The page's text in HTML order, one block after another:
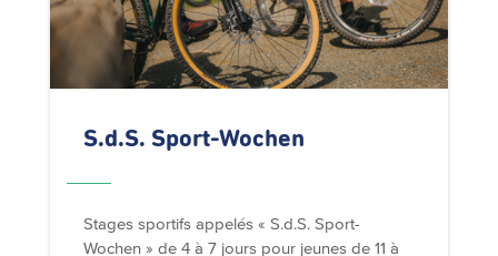
S.d.S. Sport-Wochen
Stages sportifs appelés « S.d.S. Sport-
Wochen » de 4 à 7 jours pour jeunes de 11 à